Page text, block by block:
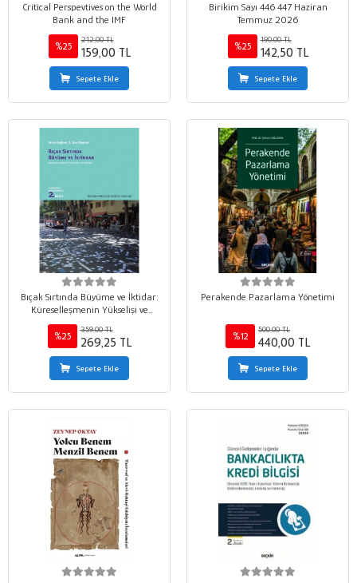
Critical Perspevtives on the World
Bank and the IMF
%25
212,00 TL
159,00 TL
Sepete Ekle
Birikim Sayı 446 447 Haziran
Temmuz 2026
%25
190,00 TL
142,50 TL
Sepete Ekle
Bıçak Sırtında Büyüme ve İktidar:
Küreselleşmenin Yükselişi ve
Düşüşü
%25
359,00 TL
269,25 TL
Sepete Ekle
Perakende Pazarlama Yönetimi
%12
500,00 TL
440,00 TL
Sepete Ekle